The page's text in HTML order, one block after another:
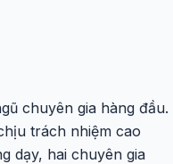
chuyên gia hàng đầu.
trách nhiệm cao
dạy, hai chuyên gia